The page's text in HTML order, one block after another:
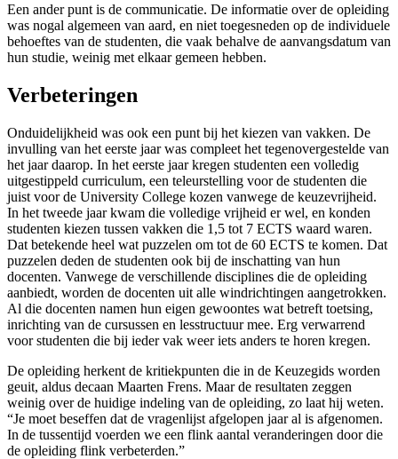
Een ander punt is de communicatie. De informatie over de opleiding
was nogal algemeen van aard, en niet toegesneden op de individuele
behoeftes van de studenten, die vaak behalve de aanvangsdatum van
hun studie, weinig met elkaar gemeen hebben.
Verbeteringen
Onduidelijkheid was ook een punt bij het kiezen van vakken. De
invulling van het eerste jaar was compleet het tegenovergestelde van
het jaar daarop. In het eerste jaar kregen studenten een volledig
uitgestippeld curriculum, een teleurstelling voor de studenten die
juist voor de University College kozen vanwege de keuzevrijheid.
In het tweede jaar kwam die volledige vrijheid er wel, en konden
studenten kiezen tussen vakken die 1,5 tot 7 ECTS waard waren.
Dat betekende heel wat puzzelen om tot de 60 ECTS te komen. Dat
puzzelen deden de studenten ook bij de inschatting van hun
docenten. Vanwege de verschillende disciplines die de opleiding
aanbiedt, worden de docenten uit alle windrichtingen aangetrokken.
Al die docenten namen hun eigen gewoontes wat betreft toetsing,
inrichting van de cursussen en lesstructuur mee. Erg verwarrend
voor studenten die bij ieder vak weer iets anders te horen kregen.
De opleiding herkent de kritiekpunten die in de Keuzegids worden
geuit, aldus decaan Maarten Frens. Maar de resultaten zeggen
weinig over de huidige indeling van de opleiding, zo laat hij weten.
“Je moet beseffen dat de vragenlijst afgelopen jaar al is afgenomen.
In de tussentijd voerden we een flink aantal veranderingen door die
de opleiding flink verbeterden.”